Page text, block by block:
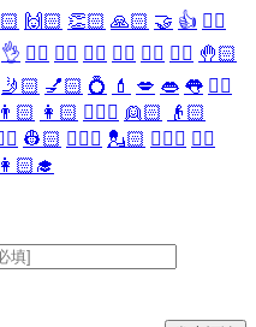
🙌🏻 👏🏻 🙏🏻 🤝 👍 👎🏻
👌 👈🏻 👉🏻 👆🏻 👇🏻 ☝🏻 ✋🏻 🤚🏻
🤳🏻 💅🏻 💍 💄 💋 👄 👅 👂🏻
👨🏻 👩🏻 👱🏻‍♀️ 👱🏻
👴🏻
👷🏻 💂🏻‍♀️ 💂🏻 🕵🏻‍♀️ 🕵🏻
👩🏻‍🎓